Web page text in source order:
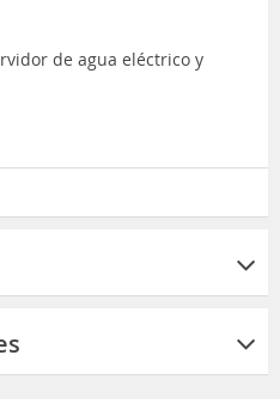
de agua eléctrico y